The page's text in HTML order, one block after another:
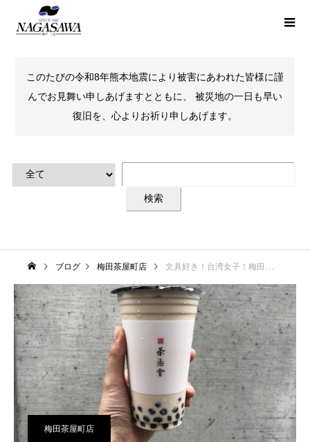
このたびの令和8年熊本地震により被害にあわれた皆様に謹
んでお見舞い申しあげますとともに、 被災地の一日も早い
復旧を、心よりお祈り申しあげます。
ブログ 梅田茶屋町店 文具好き！台湾女子！梅田茶屋町店周辺の台湾発祥タピオカミルクティ店（中文翻譯有）
梅田茶屋町店